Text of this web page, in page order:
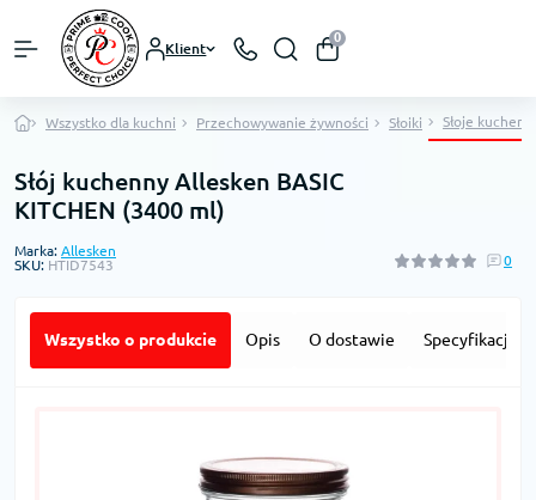
Klient
0
Wszystko dla kuchni Przechowywanie żywności Słoiki Słoje
Słój kuchenny Allesken BASIC
KITCHEN (3400 ml)
Marka: Allesken
SKU: HTID7543 0
Wszystko o produkcie Opis O dostawie Specyfikacja